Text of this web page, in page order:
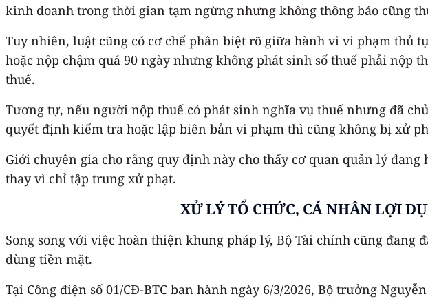
kinh doanh trong thời gian tạm ngừng nhưng không thông báo cũng
Tuy nhiên, luật cũng có cơ chế phân biệt rõ giữa hành vi vi phạm thủ
hoặc nộp chậm quá 90 ngày nhưng không phát sinh số thuế phải
thuế.
Tương tự, nếu người nộp thuế có phát sinh nghĩa vụ thuế nhưng đã
quyết định kiểm tra hoặc lập biên bản vi phạm thì cũng không bị xử
Giới chuyên gia cho rằng quy định này cho thấy cơ quan quản lý
thay vì chỉ tập trung xử phạt.
XỬ LÝ TỔ CHỨC, CÁ NHÂN LỢI
Song song với việc hoàn thiện khung pháp lý, Bộ Tài chính cũng
dùng tiền mặt.
Tại Công điện số 01/CĐ-BTC ban hành ngày 6/3/2026, Bộ trưởng